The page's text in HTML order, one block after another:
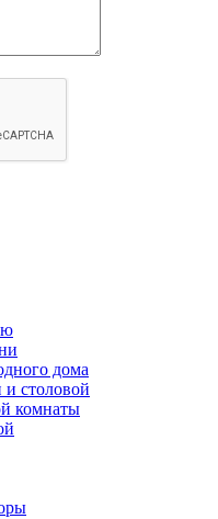
дома
столовой
комнаты